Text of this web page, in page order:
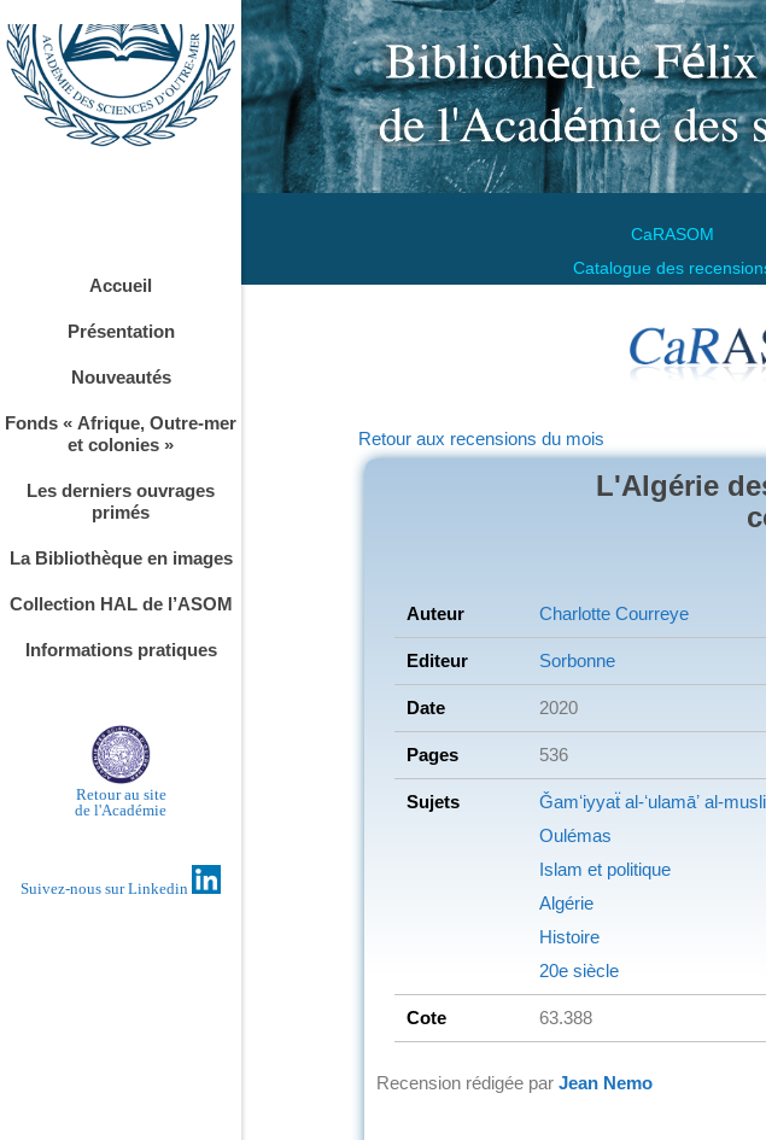
CaRASOM
Catalogue des
Accueil
Présentation
Nouveautés
Fonds « Afrique, Outre-mer
et colonies »
Les derniers ouvrages
primés
La Bibliothèque en images
Collection HAL de l’ASOM
Informations pratiques
Retour au site
de l'Académie
Suivez-nous sur Linkedin
Retour aux recensions du mois
L'Algérie
Auteur Charlotte Courreye
Editeur Sorbonne
Date 2020
Pages 536
Sujets
Ǧamʻiyyaẗ al-ʻulamāʼ al-
Oulémas
Islam et politique
Algérie
Histoire
20e siècle
Cote 63.388
Recension rédigée par Jean Nemo